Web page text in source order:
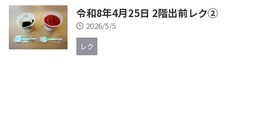
令和8年4月25日 2階出前レク②
2026/5/5
レク